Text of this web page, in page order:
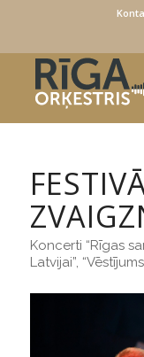
Koncerti “Rīgas
Latvijai”,